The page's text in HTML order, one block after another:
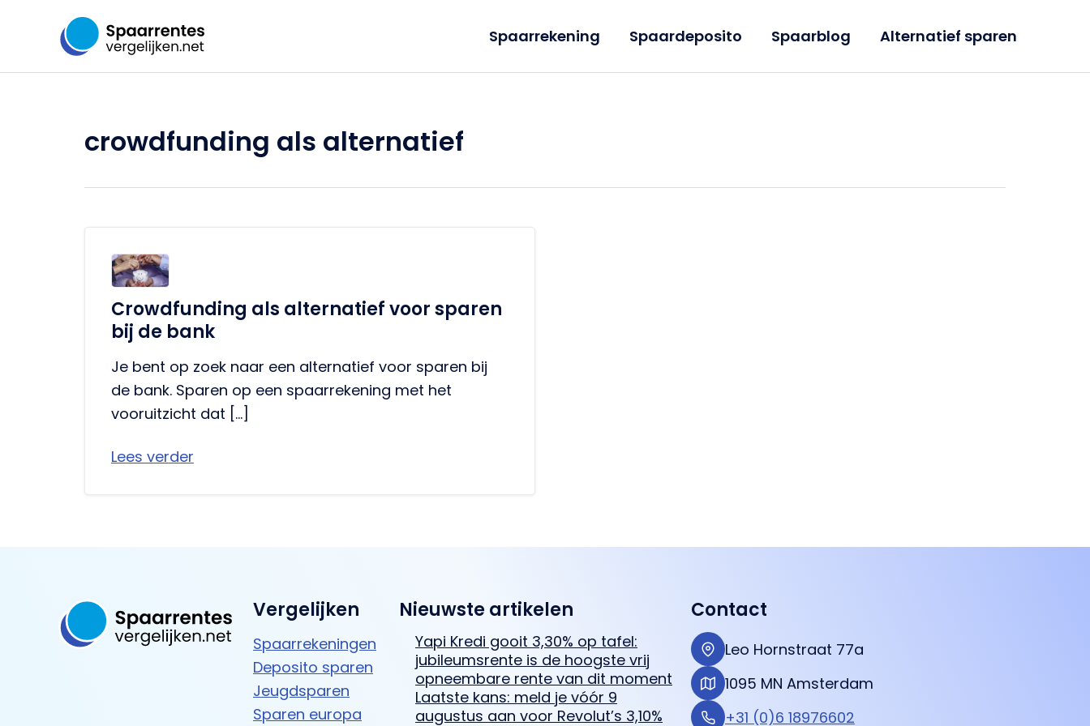
Spaarrekening Spaardeposito Spaarblog Alternatief sparen
crowdfunding als alternatief
Crowdfunding als alternatief voor sparen
bij de bank
Je bent op zoek naar een alternatief voor sparen bij
de bank. Sparen op een spaarrekening met het
vooruitzicht dat […]
Lees verder
Vergelijken
Spaarrekeningen
Deposito sparen
Jeugdsparen
Sparen europa
Nieuwste artikelen
Yapi Kredi gooit 3,30% op tafel:
jubileumsrente is de hoogste vrij
opneembare rente van dit moment
Laatste kans: meld je vóór 9
augustus aan voor Revolut’s 3,10%
Contact
Leo Hornstraat 77a
1095 MN Amsterdam
+31 (0)6 18976602